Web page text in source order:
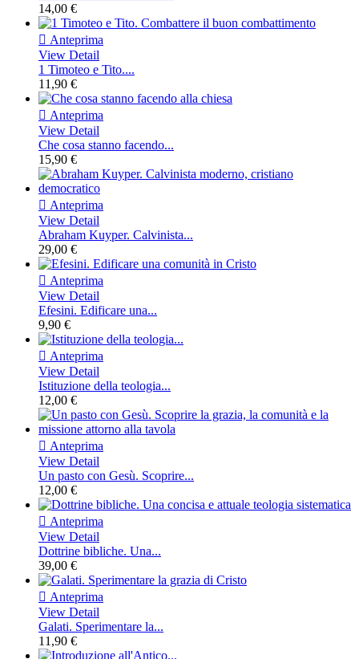
14,00 €
 Anteprima
View Detail
1 Timoteo e Tito....
11,90 €
 Anteprima
View Detail
Che cosa stanno facendo...
15,90 €
 Anteprima
View Detail
Abraham Kuyper. Calvinista...
29,00 €
 Anteprima
View Detail
Efesini. Edificare una...
9,90 €
 Anteprima
View Detail
Istituzione della teologia...
12,00 €
 Anteprima
View Detail
Un pasto con Gesù. Scoprire...
12,00 €
 Anteprima
View Detail
Dottrine bibliche. Una...
39,00 €
 Anteprima
View Detail
Galati. Sperimentare la...
11,90 €